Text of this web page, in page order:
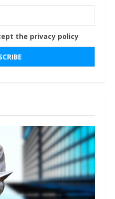
the privacy policy